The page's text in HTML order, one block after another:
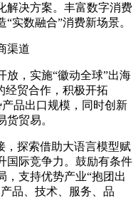
解决方案。丰富数字消费
实数融合”消费新场景。
渠道
放，实施“徽动全球”出海
经贸合作，积极开拓
品出口规模，同时创新
贸易。
，探索借助大语言模型赋
国际竞争力。鼓励有条件
，支持优势产业“抱团出
品、技术、服务、品